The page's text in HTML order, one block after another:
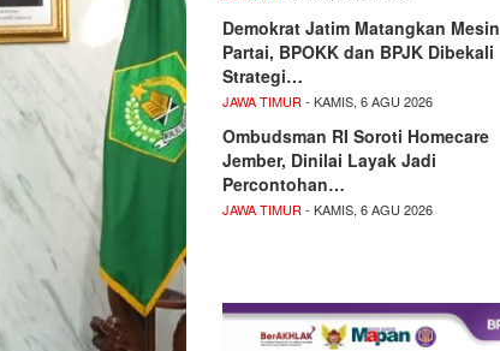
Demokrat Jatim Matangkan Mesin
Partai, BPOKK dan BPJK Dibekali
Strategi…
JAWA TIMUR - KAMIS, 6 AGU 2026
Ombudsman RI Soroti Homecare
Jember, Dinilai Layak Jadi
Percontohan…
JAWA TIMUR - KAMIS, 6 AGU 2026